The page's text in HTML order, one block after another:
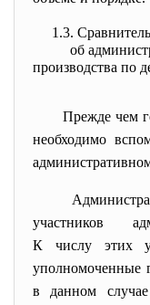
1.3.
об
производства по
Прежде чем
необходимо
участников
К числу этих
уполномоченные
в данном